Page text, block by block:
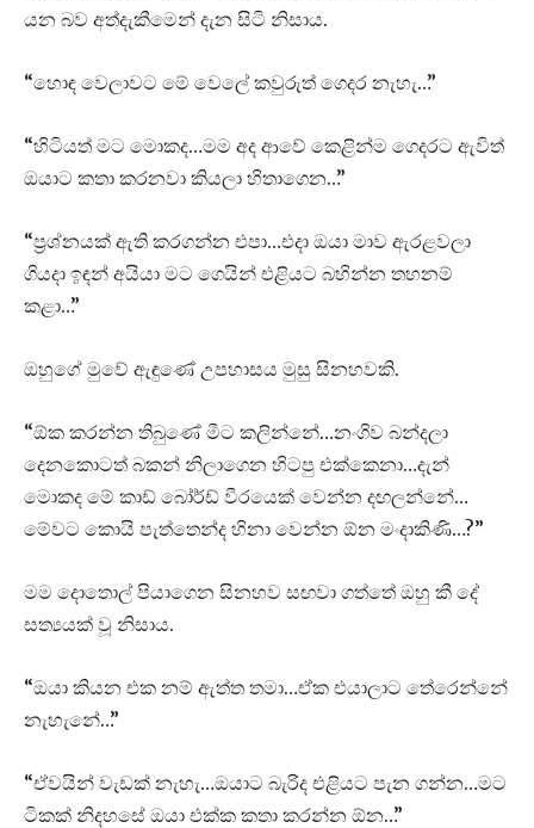
යන බව අත්දැකීමෙන් දැන සිටි නිසාය.
“හොඳ වෙලාවට මේ වෙලේ කවුරුත් ගෙදර නැහැ…”
“හිටියත් මට මොකද…මම අද ආවේ කෙළින්ම ගෙදරට ඇවිත්
ඔයාට කතා කරනවා කියලා හිතාගෙන…”
“ප්‍රශ්නයක් ඇති කරගන්න එපා…එදා ඔයා මාව ඇරළවලා
ගියදා ඉඳන් අයියා මට ගෙයින් එළියට බහින්න තහනම්
කළා…”
ඔහුගේ මුවේ ඇඳුණේ උපහාසය මුසු සිනහවකි.
“ඕක කරන්න තිබුණේ මීට කලින්නේ…නංගිව බන්දලා
දෙනකොටත් බකන් නිලාගෙන හිටපු එක්කෙනා…දැන්
මොකද මේ කාඩ් බෝර්ඩ් වීරයෙක් වෙන්න දඟලන්නේ…
මේවට කොයි පැත්තෙන්ද හිනා වෙන්න ඕන මංදාකිණි…?”
මම දොතොල් පියාගෙන සිනහව සඟවා ගත්තේ ඔහු කී දේ
සත්‍යයක් වූ නිසාය.
“ඔයා කියන එක නම් ඇත්ත තමා…ඒක එයාලාට තේරෙන්නේ
නැහැනේ…”
“ඒවයින් වැඩක් නැහැ…ඔයාට බැරිද එළියට පැන ගන්න…මට
ටිකක් නිදහසේ ඔයා එක්ක කතා කරන්න ඕන…”